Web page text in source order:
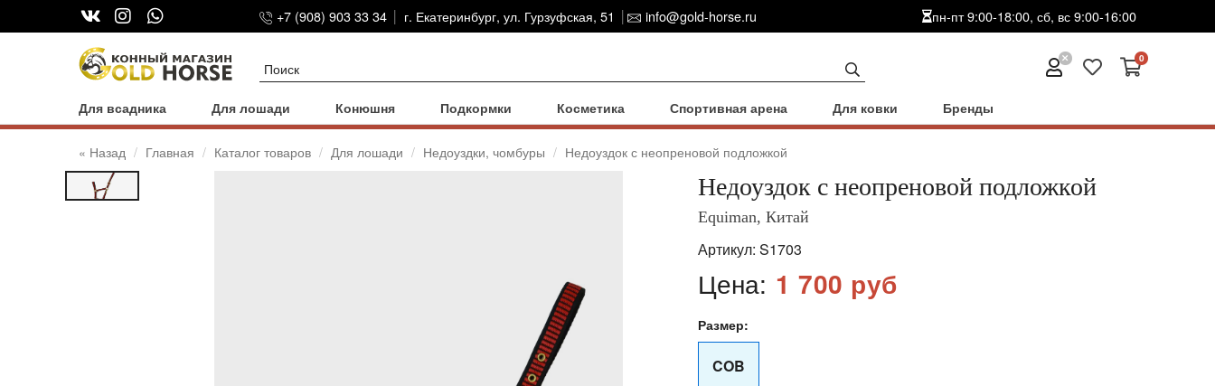
+7 (908) 903 33 34 г. Екатеринбург, ул. Гурзуфская, 51 info@gold-horse.ru пн-пт 9:00-18:00, сб, вс 9:00-16:00
0
Для всадника Для лошади Конюшня Подкормки Косметика Спортивная арена Для ковки Бренды
« Назад Главная Каталог товаров Для лошади Недоуздки, чомбуры Недоуздок с неопреновой подложкой
Недоуздок с неопреновой подложкой
Equiman, Китай
Артикул: S1703
Цена: 1 700 руб
Размер:
COB